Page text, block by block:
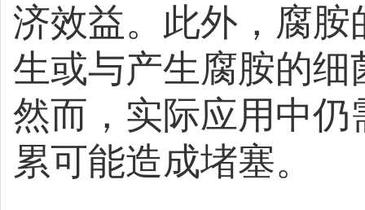
济效益。此外，腐
生或与产生腐胺的
然而，实际应用中
累可能造成堵塞。